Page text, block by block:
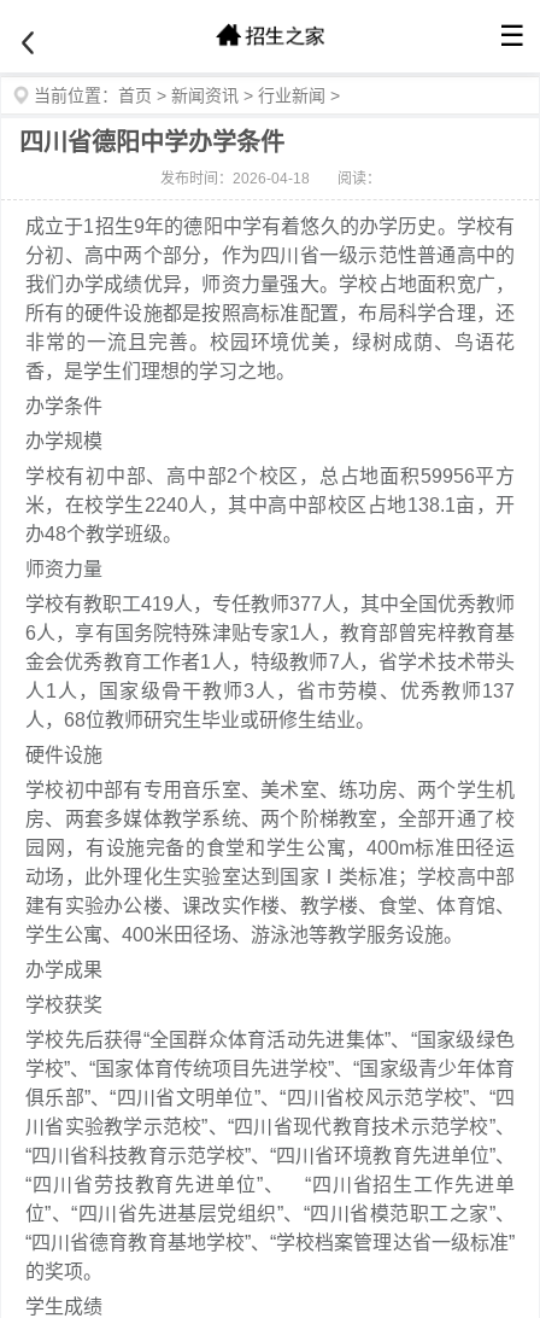
☰
当前位置： 首页 > 新闻资讯 > 行业新闻 >
四川省德阳中学办学条件
发布时间：2026-04-18 阅读：
成立于1招生9年的德阳中学有着悠久的办学历史。学校有
分初、高中两个部分，作为四川省一级示范性普通高中的
我们办学成绩优异，师资力量强大。学校占地面积宽广，
所有的硬件设施都是按照高标准配置，布局科学合理，还
非常的一流且完善。校园环境优美，绿树成荫、鸟语花
香，是学生们理想的学习之地。
办学条件
办学规模
学校有初中部、高中部2个校区，总占地面积59956平方
米，在校学生2240人，其中高中部校区占地138.1亩，开
办48个教学班级。
师资力量
学校有教职工419人，专任教师377人，其中全国优秀教师
6人，享有国务院特殊津贴专家1人，教育部曾宪梓教育基
金会优秀教育工作者1人，特级教师7人，省学术技术带头
人1人，国家级骨干教师3人，省市劳模、优秀教师137
人，68位教师研究生毕业或研修生结业。
硬件设施
学校初中部有专用音乐室、美术室、练功房、两个学生机
房、两套多媒体教学系统、两个阶梯教室，全部开通了校
园网，有设施完备的食堂和学生公寓，400m标准田径运
动场，此外理化生实验室达到国家Ⅰ类标准；学校高中部
建有实验办公楼、课改实作楼、教学楼、食堂、体育馆、
学生公寓、400米田径场、游泳池等教学服务设施。
办学成果
学校获奖
学校先后获得“全国群众体育活动先进集体”、“国家级绿色
学校”、“国家体育传统项目先进学校”、“国家级青少年体育
俱乐部”、“四川省文明单位”、“四川省校风示范学校”、“四
川省实验教学示范校”、“四川省现代教育技术示范学校”、
“四川省科技教育示范学校”、“四川省环境教育先进单位”、
“四川省劳技教育先进单位”、 “四川省招生工作先进单
位”、“四川省先进基层党组织”、“四川省模范职工之家”、
“四川省德育教育基地学校”、“学校档案管理达省一级标准”
的奖项。
学生成绩